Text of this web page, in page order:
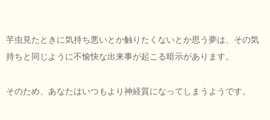
芋虫見たときに気持ち悪いとか触りたくないとか思う夢は、その気
持ちと同じように不愉快な出来事が起こる暗示があります。
そのため、あなたはいつもより神経質になってしまうようです。